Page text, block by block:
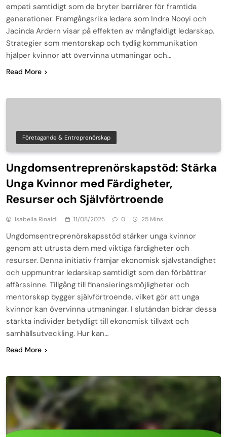
empati samtidigt som de bryter barriärer för framtida
generationer. Framgångsrika ledare som Indra Nooyi och
Jacinda Ardern visar på effekten av mångfaldigt ledarskap.
Strategier som mentorskap och tydlig kommunikation
hjälper kvinnor att övervinna utmaningar och…
Read More
Företagande & Entreprenörskap
Ungdomsentreprenörskapstöd: Stärka
Unga Kvinnor med Färdigheter,
Resurser och Självförtroende
Isabella Rinaldi 11/08/2025 0 25 Mins
Ungdomsentreprenörskapsstöd stärker unga kvinnor
genom att utrusta dem med viktiga färdigheter och
resurser. Denna initiativ främjar ekonomisk självständighet
och uppmuntrar ledarskap samtidigt som den förbättrar
affärssinne. Tillgång till finansieringsmöjligheter och
mentorskap bygger självförtroende, vilket gör att unga
kvinnor kan övervinna utmaningar. I slutändan bidrar dessa
stärkta individer betydligt till ekonomisk tillväxt och
samhällsutveckling. Hur kan…
Read More